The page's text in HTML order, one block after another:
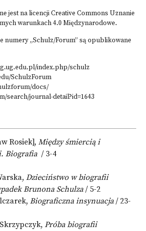
jest na licencjiCreative Commons Uznanie
warunkach 4.0 Międzynarodowe.
numery „Schulz/Forum” są opublikowane
index.php/schulz
SchulzForum
docs/
search/journal-detail?id=1643
Rosiek], Między śmiercią i
Biografia / 3-4
Dzieciństwo w biografii
Brunona Schulza / 5-2
Biograficzna insynuacja / 23-
Próba biografii